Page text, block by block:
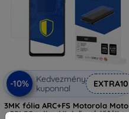
-10%
Kedvezmény
kuponnal
EXTRA10
3MK fólia ARC+FS Motorola Moto
G51 5G teljes kijelzős védőfólia